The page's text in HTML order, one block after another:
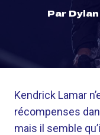
Par
Kendrick Lamar
récompenses
mais il semble